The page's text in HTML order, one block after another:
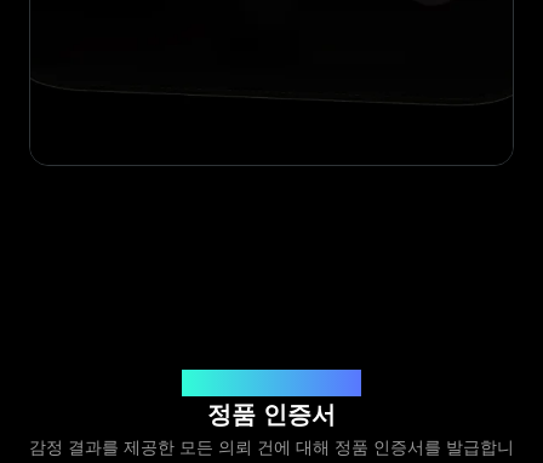
정품 인증서
감정 결과를 제공한 모든 의뢰 건에 대해 정품 인증서를 발급합니